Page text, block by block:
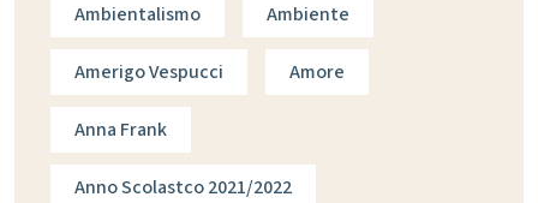
Ambientalismo Ambiente
Amerigo Vespucci Amore
Anna Frank
Anno Scolastco 2021/2022